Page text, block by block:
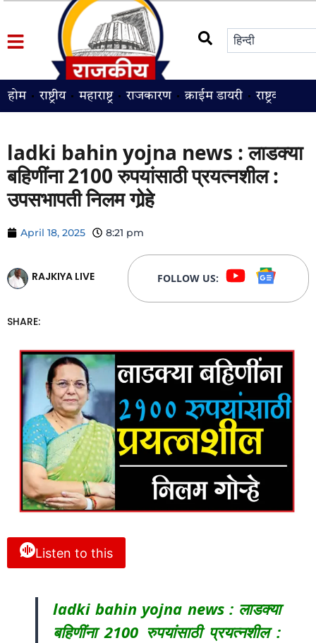
होम राष्ट्रीय महाराष्ट्र राजकारण क्राईम डायरी राष्ट्रवादी
ladki bahin yojna news : लाडक्या
बहिणींना 2100 रुपयांसाठी प्रयत्नशील :
उपसभापती निलम गोर्‍हे
April 18, 2025 8:21 pm
RAJKIYA LIVE FOLLOW US:
SHARE:
Listen to this
ladki bahin yojna news : लाडक्या
बहिणींना 2100 रुपयांसाठी प्रयत्नशील :